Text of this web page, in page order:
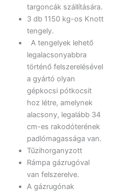
targoncák szállítására.
3 db 1150 kg-os Knott
tengely.
A tengelyek lehető
legalacsonyabbra
történő felszerelésével
a gyártó olyan
gépkocsi pótkocsit
hoz létre, amelynek
alacsony, legalább 34
cm-es rakodóterének
padlómagassága van.
Tűzihorganyzott
Rámpa gázrugóval
van felszerelve.
A gázrugónak